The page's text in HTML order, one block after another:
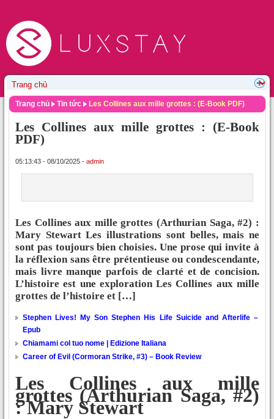
Trang chủ Tin tức Les Collines aux mille grottes : (E-Book PDF)
Les Collines aux mille grottes : (E-Book
PDF)
05:13:43 - 08/10/2025 - admin
Les Collines aux mille grottes (Arthurian Saga, #2) :
Mary Stewart Les illustrations sont belles, mais ne
sont pas toujours bien choisies. Une prose qui invite à
la réflexion sans être prétentieuse ou condescendante,
mais livre manque parfois de clarté et de concision.
L’histoire est une exploration Les Collines aux mille
grottes de l’histoire et […]
Stephen Lives! My Son Stephen His Life Suicide and Afterlife –
Epub
Chiamami col tuo nome | Edizione Italiana
Career of Evil (Cormoran Strike, #3) – Book Review
Les Collines aux mille
grottes (Arthurian Saga, #2)
: Mary Stewart